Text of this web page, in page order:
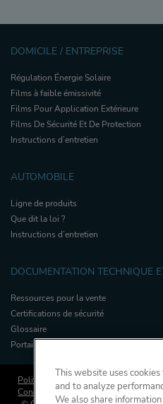
DOMICILE / ENTREPRISE
Régulation Énergie Solaire
Films à faible émissivité
Films Pour Application Extérieure
Films De Sécurité Et De Protection
Instructions d’entretien
AUTOMOBILE
Ligne de produits
Que dit la loi ?
Instructions d’entretien
DOCUMENTATION TECHNIQUE
Ressources pour la vente
Certifications de sécurité
Glossaire
Portail applicateurs
Politique de protection de la vie privée
Conditions Générales de Vente et de
This website uses
and to analyze
We also share